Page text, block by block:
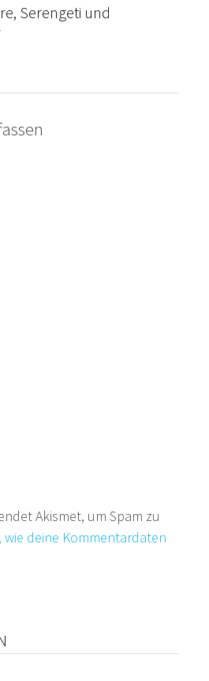
Serengeti und
Akismet, um Spam zu
wie deine Kommentardaten